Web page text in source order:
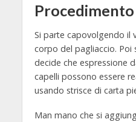
Procedimento
Si parte capovolgendo il
corpo del pagliaccio. Poi
decide che espressione
capelli possono essere
usando strisce di carta
Man mano che si